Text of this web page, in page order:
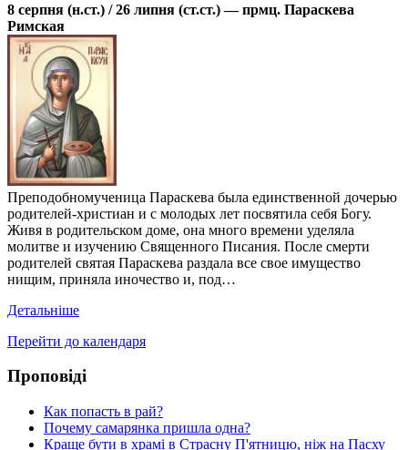
8 серпня (н.ст.) / 26 липня (ст.ст.) — прмц. Параскева
Римская
Преподобномученица Параскева была единственной дочерью
родителей-христиан и с молодых лет посвятила себя Богу.
Живя в родительском доме, она много времени уделяла
молитве и изучению Священного Писания. После смерти
родителей святая Параскева раздала все свое имущество
нищим, приняла иночество и, под…
Детальніше
Перейти до календаря
Проповіді
Как попасть в рай?
Почему самарянка пришла одна?
Краще бути в храмі в Страсну П'ятницю, ніж на Пасху